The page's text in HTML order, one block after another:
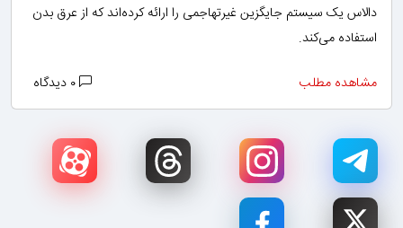
دالاس یک سیستم جایگزین غیرتهاجمی را ارائه کرده‌اند که از عرق بدن
استفاده می‌کند.
مشاهده مطلب